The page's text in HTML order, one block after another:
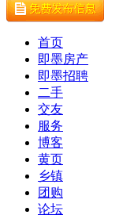
首页
即墨房产
即墨招聘
二手
交友
服务
博客
黄页
乡镇
团购
论坛